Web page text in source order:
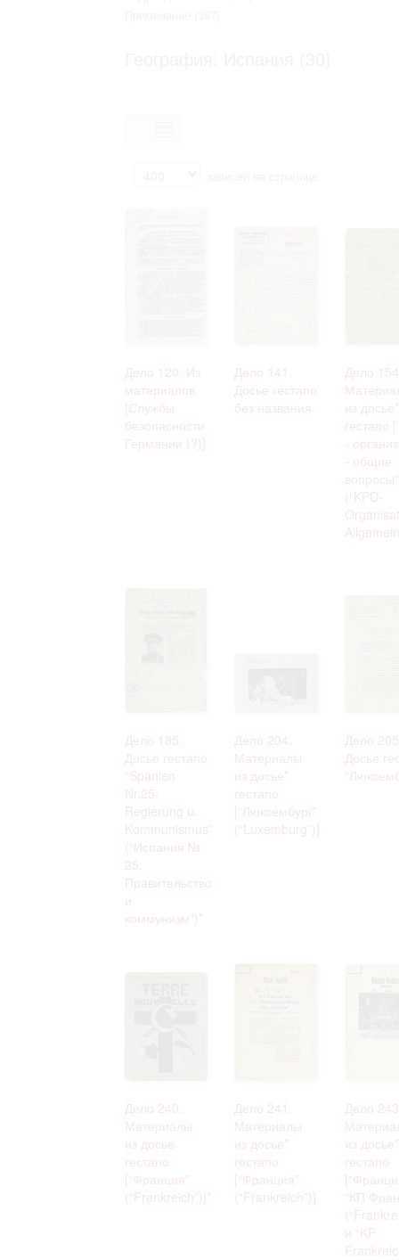
Дело 120. Из
материалов
[Службы
безопасности
Германии (?)]
Дело 141.
Досье гестапо
без названия
Дело
из досье*
гестапо
-
- общие
вопросы”
(“KPD-
Дело 185.
Досье гестапо
“Spanien
Nr.25.
Regierung u.
Kommunismus”
(“Испания №
25.
Правительство
и
коммунизм”)*
Дело 204.
Материалы
из досье*
гестапо
[“Люксембург”
(“Luxemburg”)]
Дело
Досье
Дело 240.
Материалы
из досье
гестапо
[“Франция”
(“Frankreich”)]*
Дело 241.
Материалы
из досье*
гестапо
[“Франция”
(“Frankreich”)]
Дело
из досье*
гестапо
“КП
и “KP